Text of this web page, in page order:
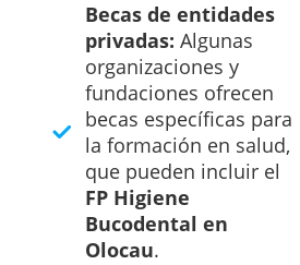
Becas de entidades
privadas: Algunas
organizaciones y
fundaciones ofrecen
becas específicas para
la formación en salud,
que pueden incluir el
FP Higiene
Bucodental en
Olocau.